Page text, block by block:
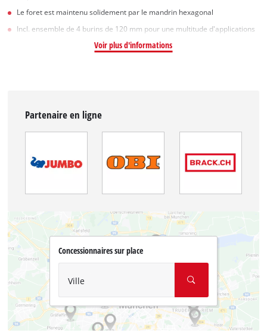
Le foret est maintenu solidement par le mandrin hexagonal
Incl. ensemble de 4 burins de 120 mm pour une multitude d'applications
Voir plus d'informations
Partenaire en ligne
Concessionnaires sur place
Ville